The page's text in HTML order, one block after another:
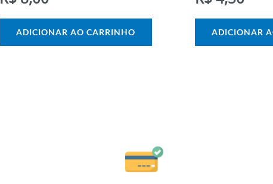
ADICIONAR AO CARRINHO ADICIONAR